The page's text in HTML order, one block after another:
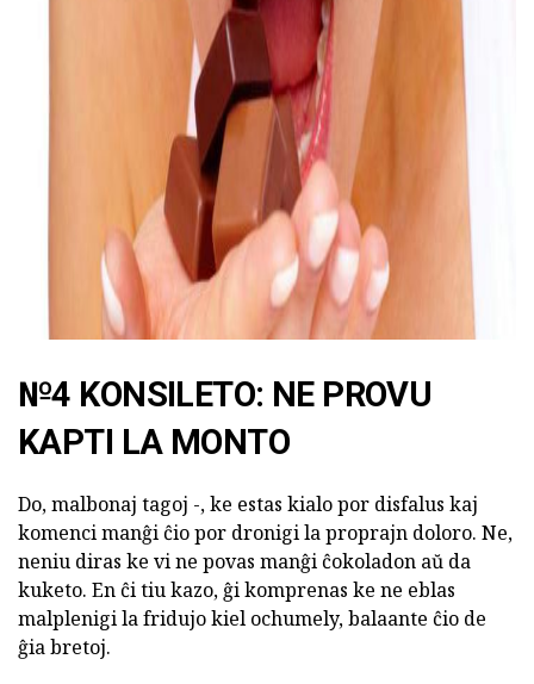
№4 KONSILETO: NE PROVU
KAPTI LA MONTO
Do, malbonaj tagoj -, ke estas kialo por disfalus kaj
komenci manĝi ĉio por dronigi la proprajn doloro. Ne,
neniu diras ke vi ne povas manĝi ĉokoladon aŭ da
kuketo. En ĉi tiu kazo, ĝi komprenas ke ne eblas
malplenigi la fridujo kiel ochumely, balaante ĉio de
ĝia bretoj.